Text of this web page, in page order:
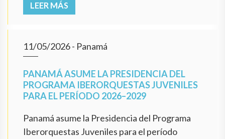
LEER MÁS
11/05/2026- Panamá
PANAMÁ ASUME LA PRESIDENCIA DEL
PROGRAMA IBERORQUESTAS JUVENILES
PARA EL PERÍODO 2026–2029
Panamá asume la Presidencia del Programa
Iberorquestas Juveniles para el período